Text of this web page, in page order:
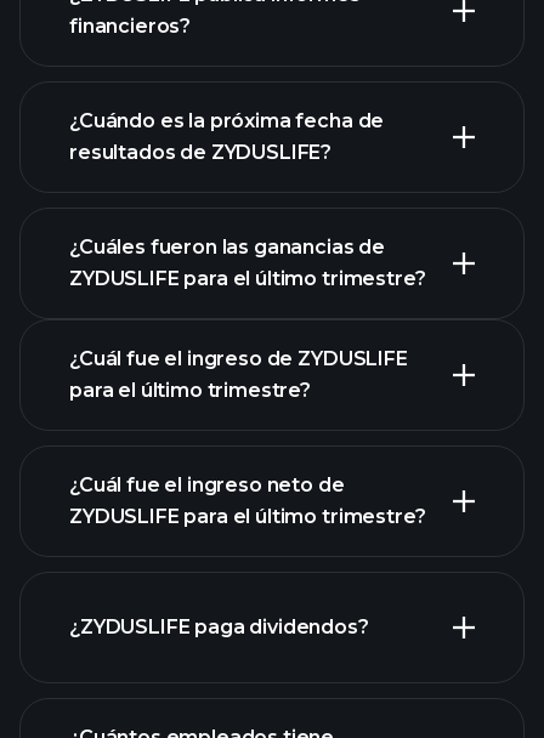
nuestra lista de acciones
financieros?
los estados financieros
de ZYDUSLIFE
¿Cuándo es la próxima fecha de
resultados de ZYDUSLIFE?
¿Cuáles fueron las ganancias de
ZYDUSLIFE para el último trimestre?
las ganancias de
ZYDUSLIFE
¿Cuál fue el ingreso de ZYDUSLIFE
para el último trimestre?
financieros de ZYDUSLIFE
¿Cuál fue el ingreso neto de
ZYDUSLIFE para el último trimestre?
informes financieros de
¿ZYDUSLIFE paga dividendos?